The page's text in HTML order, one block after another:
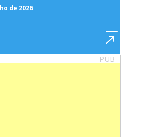
de 2026
PUB